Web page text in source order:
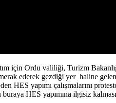
için Ordu valiliği, Turizm
ederek gezdiği yer haline
HES yapımı çalışmalarını
HES yapımına ilgisiz